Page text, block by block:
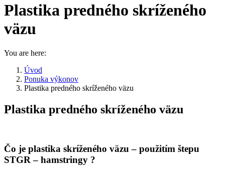
Plastika predného skríženého
väzu
You are here:
Úvod
Ponuka výkonov
Plastika predného skríženého väzu
Plastika predného skríženého väzu
Čo je plastika skríženého väzu – použitím štepu
STGR – hamstringy ?